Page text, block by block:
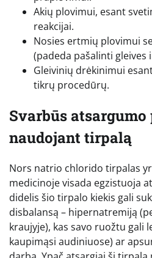
Akių plovimui, esant
reakcijai.
Nosies ertmių plovimui
(padeda pašalinti gleives
Gleivinių drėkinimui
tikrų procedūrų.
Svarbūs
naudojant tirpalą
Nors natrio chlorido tirpalas
medicinoje visada egzistuoja
didelis šio tirpalo kiekis gali
disbalansą – hipernatremiją
kraujyje), kas savo ruožtu gali
kaupimąsi audiniuose) ar